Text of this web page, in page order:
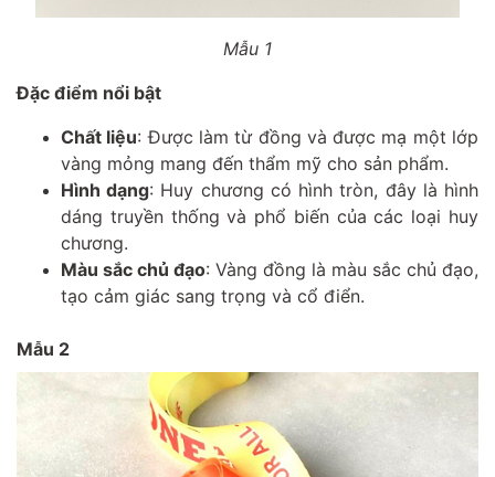
Mẫu 1
Đặc điểm nổi bật
Chất liệu: Được làm từ đồng và được mạ một lớp
vàng mỏng mang đến thẩm mỹ cho sản phẩm.
Hình dạng: Huy chương có hình tròn, đây là hình
dáng truyền thống và phổ biến của các loại huy
chương.
Màu sắc chủ đạo: Vàng đồng là màu sắc chủ đạo,
tạo cảm giác sang trọng và cổ điển.
Mẫu 2